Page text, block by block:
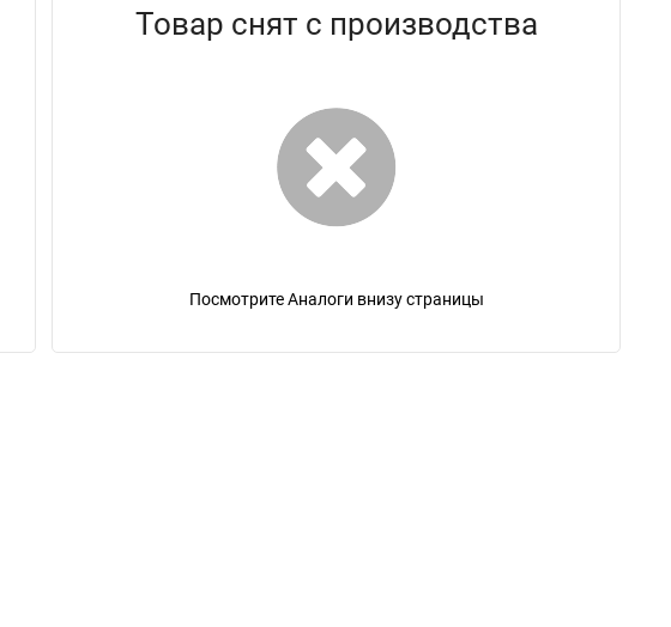
Товар снят с производства
Посмотрите Аналоги внизу страницы